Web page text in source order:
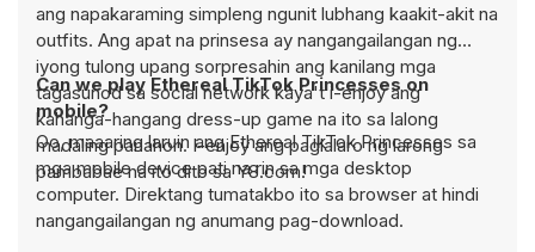
ang napakaraming simpleng ngunit lubhang kaakit-akit na
outfits. Ang apat na prinsesa ay nangangailangan ng
iyong tulong upang sorpresahin ang kanilang mga
tagasunod sa social network kaya't i-enjoy ang
kahanga-hangang dress-up game na ito sa lalong
madaling panahon. I-enjoy ang paglalaro ng larong
pambabae na ito dito sa Y8.com!
Can we play Ethereal TikTok Princesses on
mobile?
Oo, maaaring laruin ang Ethereal TikTok Princesses sa
mga mobile device pati na rin sa mga desktop
computer. Direktang tumatakbo ito sa browser at hindi
nangangailangan ng anumang pag-download.